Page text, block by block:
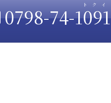
0798-74-1091